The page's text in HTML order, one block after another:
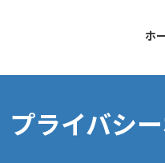
ホ
プライバシ